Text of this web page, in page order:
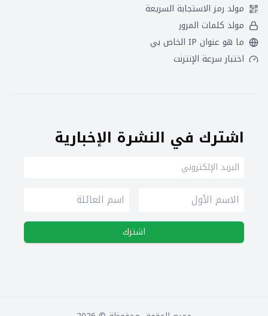
مولد رمز الاستجابة السريعة
مولد كلمات المرور
ما هو عنوان IP الخاص بي
اختبار سرعة الإنترنت
اشترك في النشرة الإخبارية
اشترك